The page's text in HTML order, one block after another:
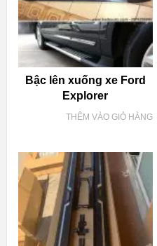
Bậc lên xuống xe Ford
Explorer
THÊM VÀO GIỎ HÀNG